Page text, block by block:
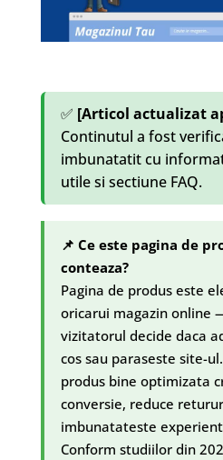
✅ [Articol actualizat
Continutul a fost
imbunatatit cu
utile si sectiune FAQ.
📌 Ce este pagina de
conteaza?
Pagina de produs este
oricarui magazin online
vizitatorul decide daca
cos sau paraseste site-
produs bine optimizata
conversie, reduce
imbunatateste
Conform studiilor din